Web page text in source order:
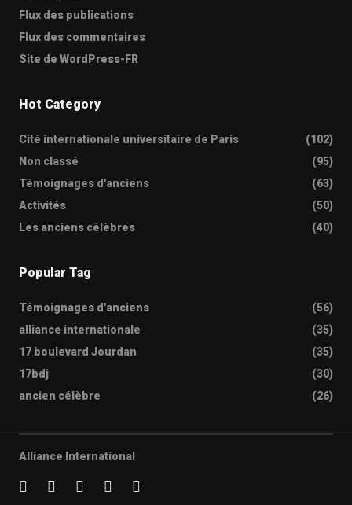
Flux des publications
Flux des commentaires
Site de WordPress-FR
Hot Category
Cité internationale universitaire de Paris
(102)
Non classé
(95)
Témoignages d'anciens
(63)
Activités
(50)
Les anciens célèbres
(40)
Popular Tag
Témoignages d'anciens
(56)
alliance internationale
(35)
17 boulevard Jourdan
(35)
17bdj
(30)
ancien célèbre
(26)
Alliance International